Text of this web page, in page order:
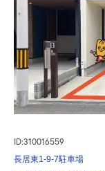
ID:310016559
長居東1-9-7駐車場